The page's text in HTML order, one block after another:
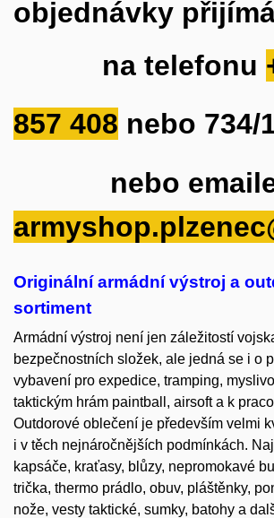
objednávky
na telefonu
857 408 nebo 734/
nebo
Originální armádní výstroj a
sortiment
Armádní výstroj není jen záležitostí
bezpečnostních složek, ale jedná se i o
vybavení pro expedice, tramping,
taktickým hrám paintball, airsoft a k
Outdorové oblečení je především velmi
i v těch nejnáročnějších podmínkách.
kapsáče, kraťasy, blůzy, nepromokavé
trička, thermo prádlo, obuv, pláštěnky,
nože, vesty taktické, sumky, batohy a